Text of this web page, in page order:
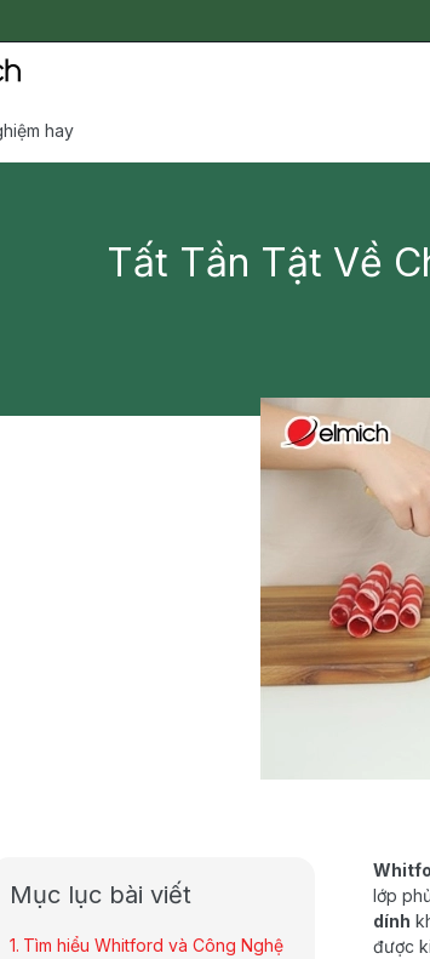
hay
Tất Tần Tật Về
lớp
dính
được
Mục lục bài viết
Tìm hiểu Whitford và Công Nghệ